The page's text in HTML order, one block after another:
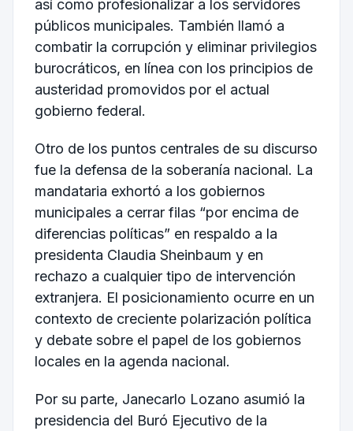
así como profesionalizar a los servidores
públicos municipales. También llamó a
combatir la corrupción y eliminar privilegios
burocráticos, en línea con los principios de
austeridad promovidos por el actual
gobierno federal.
Otro de los puntos centrales de su discurso
fue la defensa de la soberanía nacional. La
mandataria exhortó a los gobiernos
municipales a cerrar filas “por encima de
diferencias políticas” en respaldo a la
presidenta Claudia Sheinbaum y en
rechazo a cualquier tipo de intervención
extranjera. El posicionamiento ocurre en un
contexto de creciente polarización política
y debate sobre el papel de los gobiernos
locales en la agenda nacional.
Por su parte, Janecarlo Lozano asumió la
presidencia del Buró Ejecutivo de la